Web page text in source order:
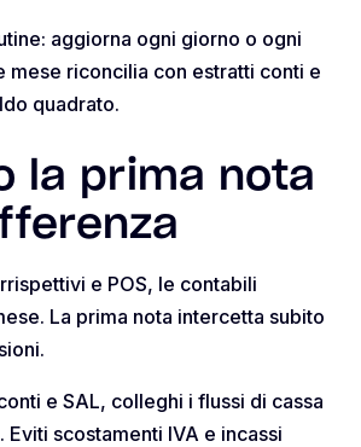
aggiorna ogni giorno o ogni
mese riconcilia con estratti conti e
quadrato.
la prima nota
e POS, le contabili
La prima nota intercetta subito
e SAL, colleghi i flussi di cassa
Eviti scostamenti IVA e incassi